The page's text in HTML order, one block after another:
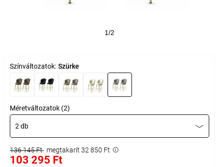
1/2
Színváltozatok: Szürke
Méretváltozatok (2)
2 db
136 145 Ft megtakarít 32 850 Ft
103 295 Ft